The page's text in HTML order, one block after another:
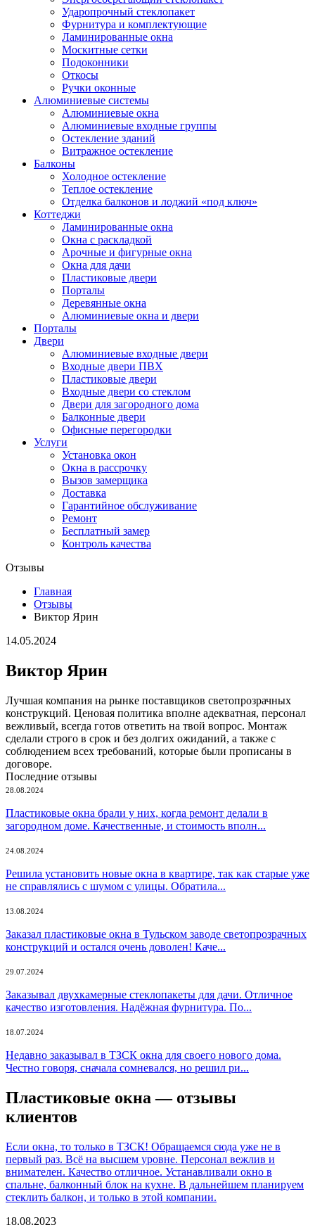
Ударопрочный стеклопакет
Фурнитура и комплектующие
Ламинированные окна
Москитные сетки
Подоконники
Откосы
Ручки оконные
Алюминиевые системы
Алюминиевые окна
Алюминиевые входные группы
Остекление зданий
Витражное остекление
Балконы
Холодное остекление
Теплое остекление
Отделка балконов и лоджий «под ключ»
Коттеджи
Ламинированные окна
Окна с раскладкой
Арочные и фигурные окна
Окна для дачи
Пластиковые двери
Порталы
Деревянные окна
Алюминиевые окна и двери
Порталы
Двери
Алюминиевые входные двери
Входные двери ПВХ
Пластиковые двери
Входные двери со стеклом
Двери для загородного дома
Балконные двери
Офисные перегородки
Услуги
Установка окон
Окна в рассрочку
Вызов замерщика
Доставка
Гарантийное обслуживание
Ремонт
Бесплатный замер
Контроль качества
Отзывы
Главная
Отзывы
​Виктор Ярин
14.05.2024
​Виктор Ярин
Лучшая компания на рынке поставщиков светопрозрачных
конструкций. Ценовая политика вполне адекватная, персонал
вежливый, всегда готов ответить на твой вопрос. Монтаж
сделали строго в срок и без долгих ожиданий, а также с
соблюдением всех требований, которые были прописаны в
договоре.
Последние отзывы
28.08.2024
Пластиковые окна брали у них, когда ремонт делали в
загородном доме. Качественные, и стоимость вполн...
24.08.2024
Решила установить новые окна в квартире, так как старые уже
не справлялись с шумом с улицы. Обратила...
13.08.2024
Заказал пластиковые окна в Тульском заводе светопрозрачных
конструкций и остался очень доволен! Каче...
29.07.2024
Заказывал двухкамерные стеклопакеты для дачи. Отличное
качество изготовления. Надёжная фурнитура. По...
18.07.2024
Недавно заказывал в ТЗСК окна для своего нового дома.
Честно говоря, сначала сомневался, но решил ри...
Пластиковые окна — отзывы
клиентов
Если окна, то только в ТЗСК! Обращаемся сюда уже не в
первый раз. Всё на высшем уровне. Персонал вежлив и
внимателен. Качество отличное. Устанавливали окно в
спальне, балконный блок на кухне. В дальнейшем планируем
стеклить балкон, и только в этой компании.
18.08.2023